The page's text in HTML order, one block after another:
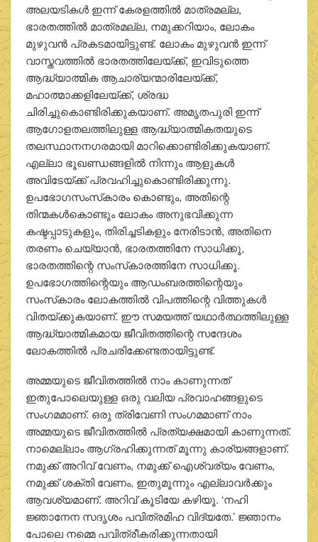
അലയടികള്‍ ഇന്ന് കേരളത്തില്‍ മാത്രമല്ല,
ഭാരതത്തില്‍ മാത്രമല്ല, നമുക്കറിയാം, ലോകം
മുഴുവന്‍ പ്രകടമായിട്ടുണ്ട്. ലോകം മുഴുവന്‍ ഇന്ന്
വാസ്തവത്തില്‍ ഭാരതത്തിലേയ്ക്ക്, ഇവിടുത്തെ
ആദ്ധ്യാത്മിക ആചാര്യന്മാരിലേയ്ക്ക്,
മഹാത്മാക്കളിലേയ്ക്ക്, ശ്രദ്ധ
ചിരിച്ചുകൊണ്ടിരിക്കുകയാണ്. അമൃതപുരി ഇന്ന്
ആഗോളതലത്തിലുള്ള ആദ്ധ്യാത്മികതയുടെ
തലസ്ഥാനനഗരമായി മാറിക്കൊണ്ടിരിക്കുകയാണ്.
എല്ലാ ഭൂഖണ്ഡങ്ങളില്‍ നിന്നും ആളുകള്‍
അവിടേയ്ക്ക് പ്രവഹിച്ചുകൊണ്ടിരിക്കുന്നു.
ഉപഭോഗസംസ്‌കാരം കൊണ്ടും, അതിന്റെ
തിന്മകള്‍കൊണ്ടും ലോകം അനുഭവിക്കുന്ന
കഷ്ടപ്പാടുകളും, തിരിച്ചടികളും നേരിടാന്‍, അതിനെ
തരണം ചെയ്യാന്‍, ഭാരതത്തിനേ സാധിക്കൂ,
ഭാരതത്തിന്റെ സംസ്‌കാരത്തിനേ സാധിക്കൂ.
ഉപഭോഗത്തിന്റെയും ആഡംബരത്തിന്റെയും
സംസ്‌കാരം ലോകത്തില്‍ വിപത്തിന്റെ വിത്തുകള്‍
വിതയ്ക്കുകയാണ്. ഈ സമയത്ത് യഥാര്‍ത്ഥത്തിലുള്ള
ആദ്ധ്യാത്മികമായ ജീവിതത്തിന്റെ സന്ദേശം
ലോകത്തില്‍ പ്രചരിക്കേണ്ടതായിട്ടുണ്ട്.
അമ്മയുടെ ജീവിതത്തില്‍ നാം കാണുന്നത്
ഇതുപോലെയുള്ള ഒരു വലിയ പ്രവാഹങ്ങളുടെ
സംഗമമാണ്. ഒരു ത്രിവേണി സംഗമമാണ് നാം
അമ്മയുടെ ജീവിതത്തില്‍ പ്രത്യക്ഷമായി കാണുന്നത്.
നാമെല്ലാം ആഗ്രഹിക്കുന്നത് മൂന്നു കാര്യങ്ങളാണ്.
നമുക്ക് അറിവ് വേണം, നമുക്ക് ഐശ്വര്യം വേണം,
നമുക്ക് ശക്തി വേണം, ഇതുമൂന്നും എല്ലാവര്‍ക്കും
ആവശ്യമാണ്. അറിവ് കൂടിയേ കഴിയൂ. ‘നഹി
ജ്ഞാനേന സദൃശം പവിത്രമിഹ വിദ്യതേ.’ ജ്ഞാനം
പോലെ നമ്മെ പവിത്രീകരിക്കുന്നതായി